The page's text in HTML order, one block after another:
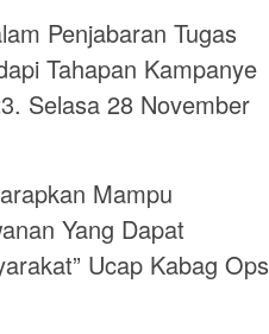
Penjabaran Tugas
Tahapan Kampanye
Selasa 28 November
Mampu
Yang Dapat
Ucap Kabag Ops